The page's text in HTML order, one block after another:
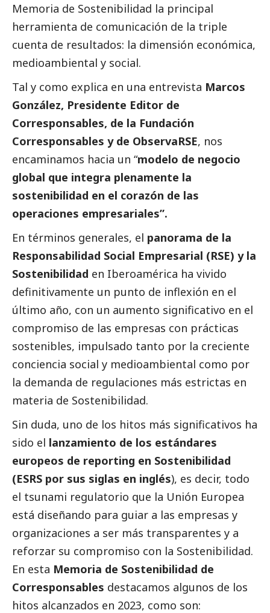
Memoria de Sostenibilidad la principal
herramienta de comunicación de la triple
cuenta de resultados: la dimensión económica,
medioambiental y social.
Tal y como explica en una entrevista Marcos
González, Presidente Editor de
Corresponsables, de la Fundación
Corresponsables y de ObservaRSE, nos
encaminamos hacia un “modelo de negocio
global que integra plenamente la
sostenibilidad en el corazón de las
operaciones empresariales”.
En términos generales, el panorama de la
Responsabilidad Social Empresarial (RSE) y la
Sostenibilidad en Iberoamérica ha vivido
definitivamente un punto de inflexión en el
último año, con un aumento significativo en el
compromiso de las empresas con prácticas
sostenibles, impulsado tanto por la creciente
conciencia social y medioambiental como por
la demanda de regulaciones más estrictas en
materia de Sostenibilidad.
Sin duda, uno de los hitos más significativos ha
sido el lanzamiento de los estándares
europeos de reporting en Sostenibilidad
(ESRS por sus siglas en inglés), es decir, todo
el tsunami regulatorio que la Unión Europea
está diseñando para guiar a las empresas y
organizaciones a ser más transparentes y a
reforzar su compromiso con la Sostenibilidad.
En esta Memoria de Sostenibilidad de
Corresponsables destacamos algunos de los
hitos alcanzados en 2023, como son: